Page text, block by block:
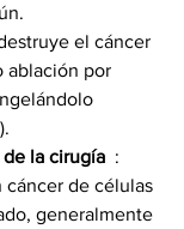
el cáncer
ablación por
la cirugía :
cáncer de células
generalmente